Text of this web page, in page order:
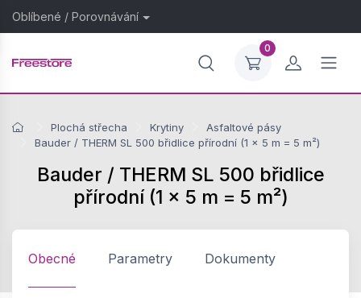
Oblíbené / Porovnávání
0
Plochá střecha Krytiny
Asfaltové pásy
Bauder / THERM SL 500 břidlice přírodní (1 × 5 m = 5 m²)
Bauder / THERM SL 500 břidlice
přírodní (1 × 5 m = 5 m²)
Obecné Parametry Dokumenty